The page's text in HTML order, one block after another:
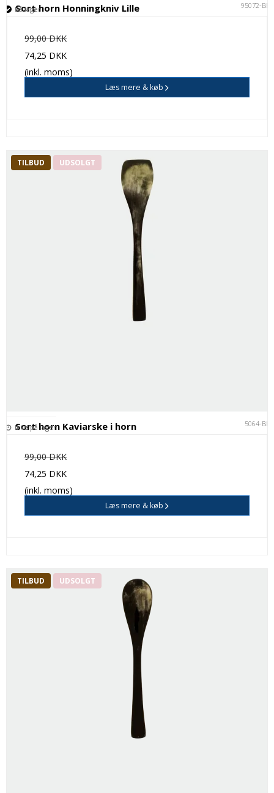
Sort horn Honningkniv Lille 95072-BK
På lager
99,00 DKK
74,25 DKK
(inkl. moms)
Læs mere & køb
TILBUD UDSOLGT
Sort horn Kaviarske i horn 5064-BK
Ikke på lager
99,00 DKK
74,25 DKK
(inkl. moms)
Læs mere & køb
TILBUD UDSOLGT